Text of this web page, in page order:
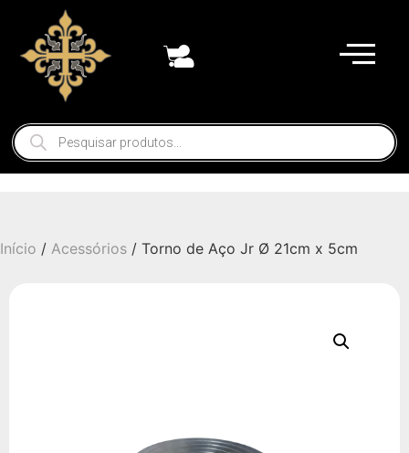
Início / Acessórios / Torno de Aço Jr Ø 21cm x 5cm